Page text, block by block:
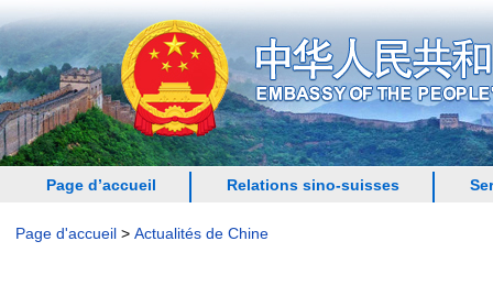
Page d’accueil Relations sino-suisses
Page d'accueil > Actualités de Chine